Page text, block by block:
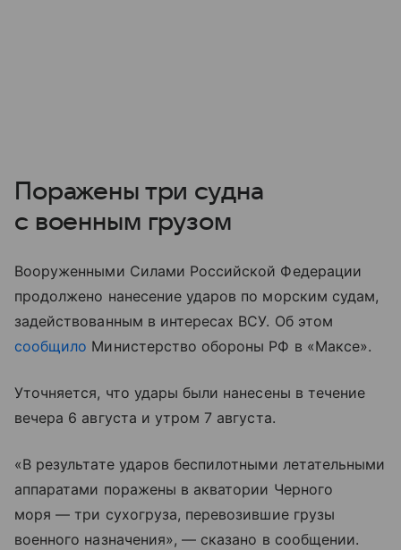
Поражены три судна
с военным грузом
Вооруженными Силами Российской Федерации
продолжено нанесение ударов по морским судам,
задействованным в интересах ВСУ. Об этом
сообщило Министерство обороны РФ в «Максе».
Уточняется, что удары были нанесены в течение
вечера 6 августа и утром 7 августа.
«В результате ударов беспилотными летательными
аппаратами поражены в акватории Черного
моря — три сухогруза, перевозившие грузы
военного назначения», — сказано в сообщении.